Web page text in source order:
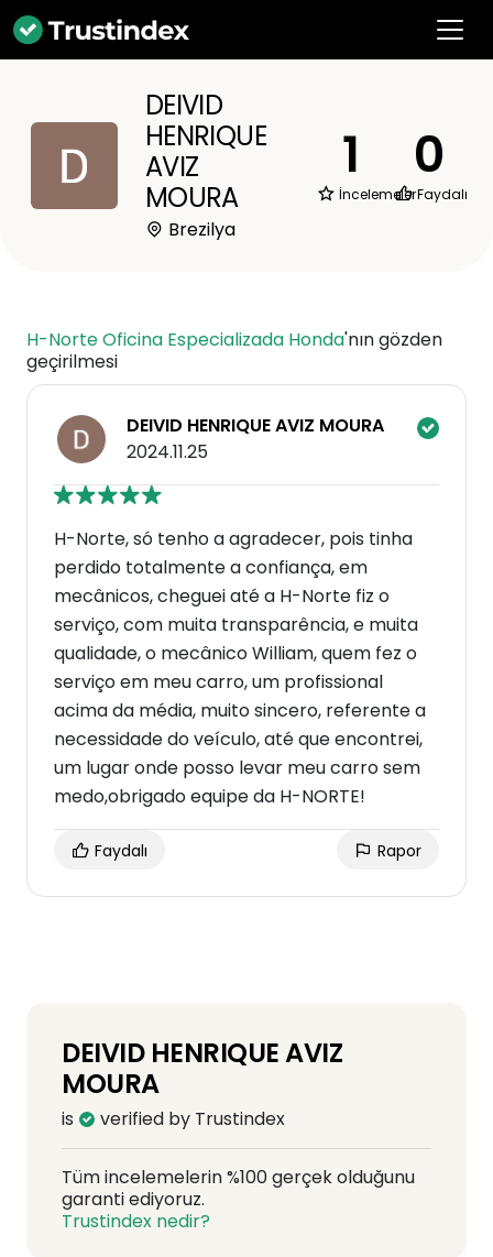
DEIVID
HENRIQUE
AVIZ
MOURA
Brezilya
1
İncelemeler
0
Faydalı
H-Norte Oficina Especializada Honda'nın gözden
geçirilmesi
DEIVID HENRIQUE AVIZ MOURA
2024.11.25
H-Norte, só tenho a agradecer, pois tinha
perdido totalmente a confiança, em
mecânicos, cheguei até a H-Norte fiz o
serviço, com muita transparência, e muita
qualidade, o mecânico William, quem fez o
serviço em meu carro, um profissional
acima da média, muito sincero, referente a
necessidade do veículo, até que encontrei,
um lugar onde posso levar meu carro sem
medo,obrigado equipe da H-NORTE!
Faydalı Rapor
DEIVID HENRIQUE AVIZ
MOURA
is verified by Trustindex
Tüm incelemelerin %100 gerçek olduğunu
garanti ediyoruz.
Trustindex nedir?